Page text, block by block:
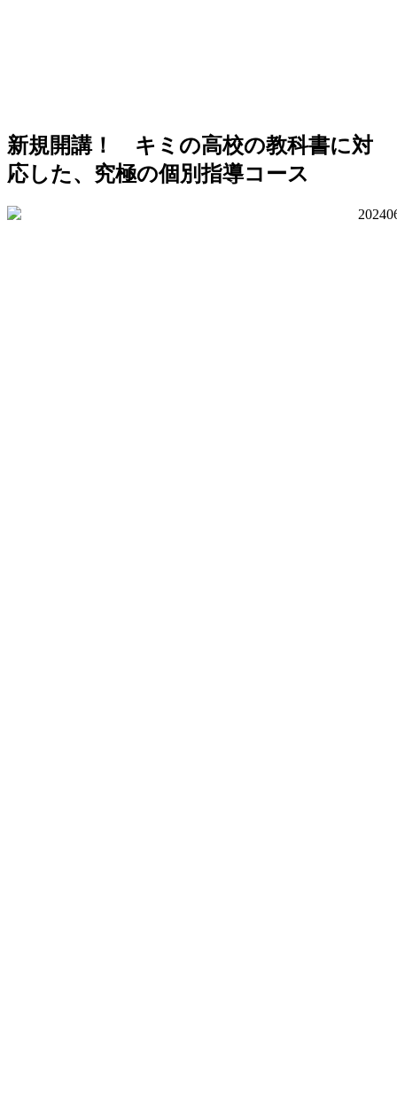
新規開講！ キミの高校の教科書に対
応した、究極の個別指導コース